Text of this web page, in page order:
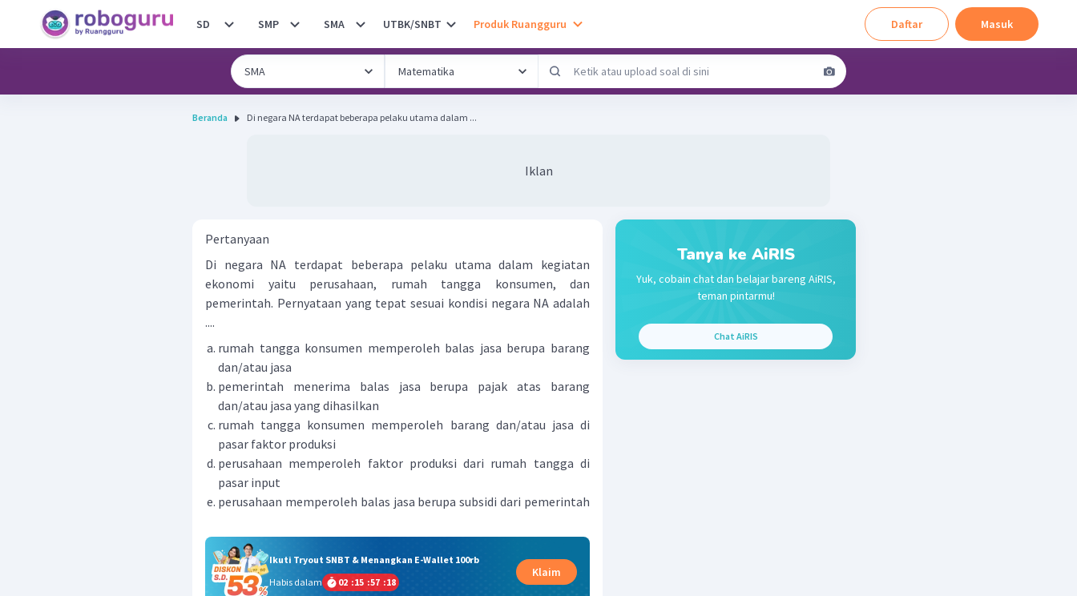
SD SMP SMA UTBK/SNBT Produk Ruangguru Daftar Masuk
Beranda Di negara NA terdapat beberapa pelaku utama dalam ...
Iklan
Pertanyaan
Di negara NA terdapat beberapa pelaku utama dalam kegiatan
ekonomi yaitu perusahaan, rumah tangga konsumen, dan
pemerintah. Pernyataan yang tepat sesuai kondisi negara NA adalah
....
rumah tangga konsumen memperoleh balas jasa berupa barang
dan/atau jasa
pemerintah menerima balas jasa berupa pajak atas barang
dan/atau jasa yang dihasilkan
rumah tangga konsumen memperoleh barang dan/atau jasa di
pasar faktor produksi
perusahaan memperoleh faktor produksi dari rumah tangga di
pasar input
perusahaan memperoleh balas jasa berupa subsidi dari pemerintah
Ikuti Tryout SNBT & Menangkan E-Wallet 100rb
Habis dalam
02 :15 :57 :18
Klaim
Tanya ke AiRIS
Yuk, cobain chat dan belajar bareng AiRIS,
teman pintarmu!
Chat AiRIS